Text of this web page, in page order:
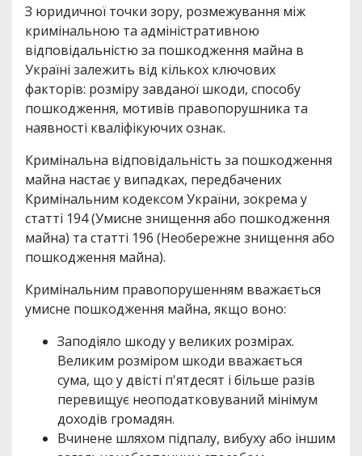
З юридичної точки зору, розмежування між
кримінальною та адміністративною
відповідальністю за пошкодження майна в
Україні залежить від кількох ключових
факторів: розміру завданої шкоди, способу
пошкодження, мотивів правопорушника та
наявності кваліфікуючих ознак.
Кримінальна відповідальність за пошкодження
майна настає у випадках, передбачених
Кримінальним кодексом України, зокрема у
статті 194 (Умисне знищення або пошкодження
майна) та статті 196 (Необережне знищення або
пошкодження майна).
Кримінальним правопорушенням вважається
умисне пошкодження майна, якщо воно:
Заподіяло шкоду у великих розмірах.
Великим розміром шкоди вважається
сума, що у двісті п'ятдесят і більше разів
перевищує неоподатковуваний мінімум
доходів громадян.
Вчинене шляхом підпалу, вибуху або іншим